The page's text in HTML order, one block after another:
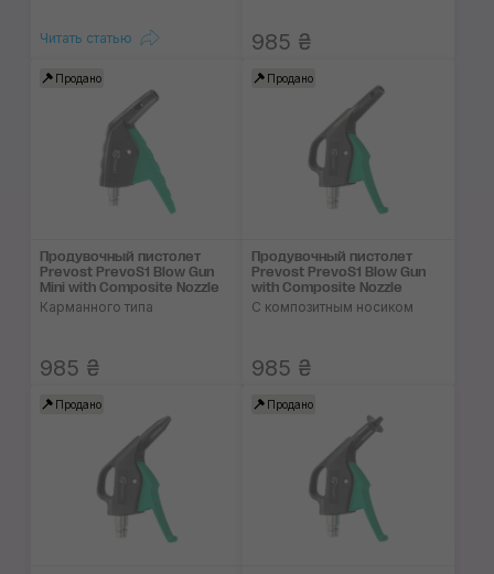
Читать статью 985 ₴
Продано
Продувочный пистолет
Prevost PrevoS1 Blow Gun
Mini with Composite Nozzle
Карманного типа
985 ₴
Продано
Продувочный пистолет
Prevost PrevoS1 Blow Gun
with Composite Nozzle
С композитным носиком
985 ₴
Продано Продано